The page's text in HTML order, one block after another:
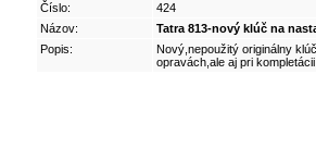
Číslo:
424
Názov:
Tatra 813-nový klúč na
Popis:
Nový,nepoužitý originálny
opravách,ale aj pri